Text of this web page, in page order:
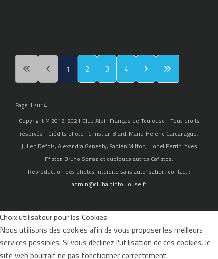
1 2 3 4
Page 1 sur 4
Copyright © 2012-2021 Club Alpin Français de Toulouse - Tous droits
réservés - Crédits photo : Christian Biard, Marie-Hélène Carcanague,
Julien Defois, Alexandra Genesty, Fabien Mitton, Lionel Perrin, Yves
Pfister, Bruno Serraz et quelques autres Cafistes.
Reproduction des photos interdite sans autorisation, contact :
admin@clubalpintoulouse.fr
Choix utilisateur pour les Cookies
Nous utilisons des cookies afin de vous proposer les meilleurs
services possibles. Si vous déclinez l'utilisation de ces cookies, le
site web pourrait ne pas fonctionner correctement.